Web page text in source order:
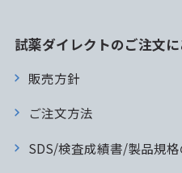
試薬ダイレクトのご注文
販売方針
ご注文方法
SDS/検査成績書/製品規